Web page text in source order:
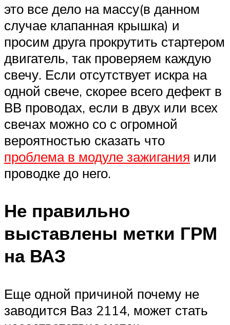
это все дело на массу(в данном
случае клапанная крышка) и
просим друга прокрутить стартером
двигатель, так проверяем каждую
свечу. Если отсутствует искра на
одной свече, скорее всего дефект в
ВВ проводах, если в двух или всех
свечах можно со с огромной
вероятностью сказать что
проблема в модуле зажигания или
проводке до него.
Не правильно
выставлены метки ГРМ
на ВАЗ
Еще одной причиной почему не
заводится Ваз 2114, может стать